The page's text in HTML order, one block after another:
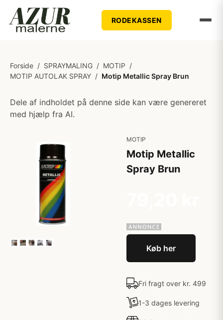
RODEKASSEN
Forside / SPRAYMALING / MOTIP /
MOTIP AUTOLAK SPRAY / Motip Metallic Spray Brun
Dele af indholdet på denne side kan være genereret
med hjælp fra AI.
MOTIP
Motip Metallic
Spray Brun
Køb her
Fri fragt over kr. 499
1-3 dages levering